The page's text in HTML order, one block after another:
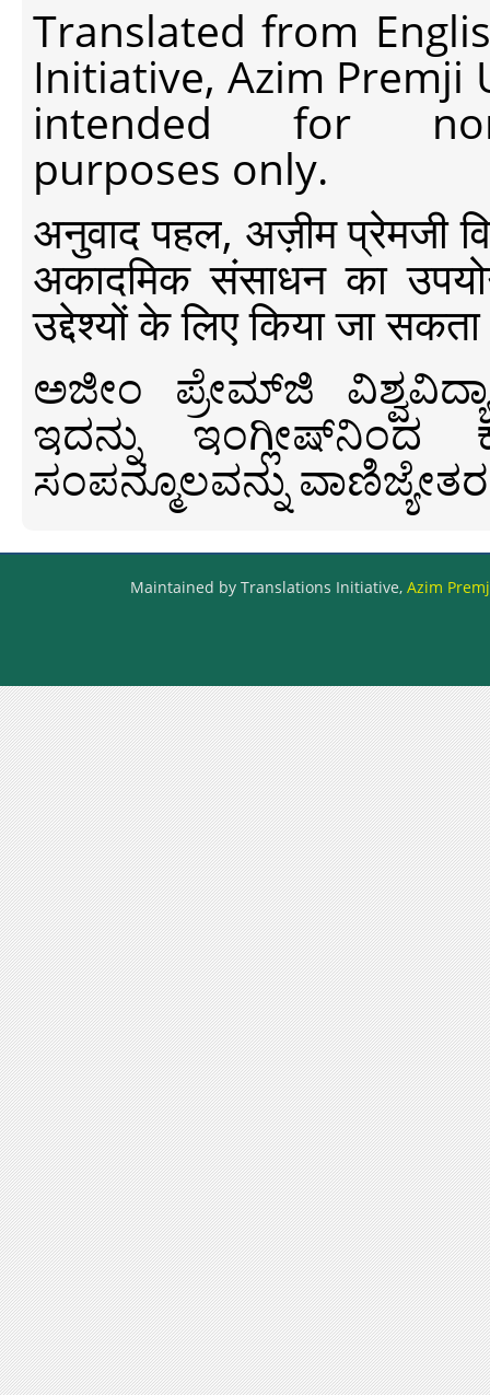
Translated from
Initiative, Azim Premji
intended for non-
purposes only.
अनुवाद पहल, अज़ीम प्रेमजी
अकादमिक संसाधन का
उद्देश्यों के लिए किया जा
ಅಜೀಂ ಪ್ರೇಮ್‍ಜಿ
ಇದನ್ನು ಇಂಗ್ಲೀಷ್‍ನಿಂದ
ಸಂಪನ್ಮೂಲವನ್ನು
Maintained by Translations Initiative, Azim